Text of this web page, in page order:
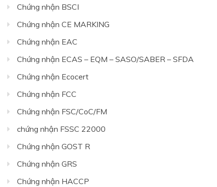
Chứng nhận BSCI
Chứng nhận CE MARKING
Chứng nhận EAC
Chứng nhận ECAS – EQM – SASO/SABER – SFDA
Chứng nhận Ecocert
Chứng nhận FCC
Chứng nhận FSC/CoC/FM
chứng nhận FSSC 22000
Chứng nhận GOST R
Chứng nhận GRS
Chứng nhận HACCP